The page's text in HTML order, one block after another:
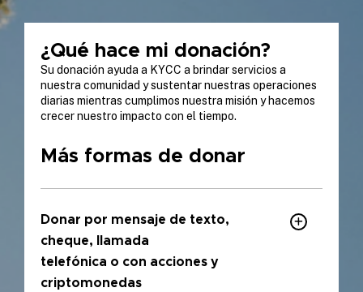
¿Qué hace mi donación?
Su donación ayuda a KYCC a brindar servicios a
nuestra comunidad y sustentar nuestras operaciones
diarias mientras cumplimos nuestra misión y hacemos
crecer nuestro impacto con el tiempo.
Más formas de donar
Donar por mensaje de texto,
cheque, llamada
telefónica o con acciones y
criptomonedas